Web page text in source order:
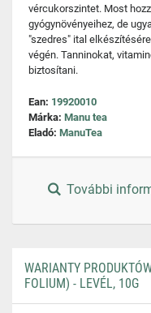
vércukorszintet. Most
gyógynövényeihez, de
"szedres" ital
végén. Tanninokat,
biztosítani.
Ean: 19920010
Márka: Manu tea
Eladó: ManuTea
További
WARIANTY
FOLIUM) - LEVÉL, 10G